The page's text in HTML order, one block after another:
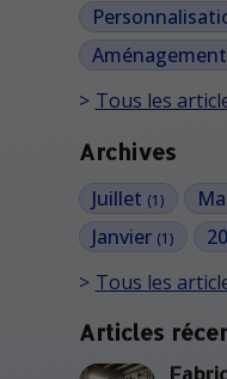
Tous les
Archives
Juillet (1)
Janvier (1)
Tous les
Articles